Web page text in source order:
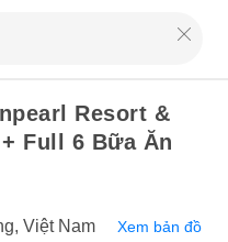
Resort &
Full 6 Bữa Ăn
Việt Nam Xem bản đồ